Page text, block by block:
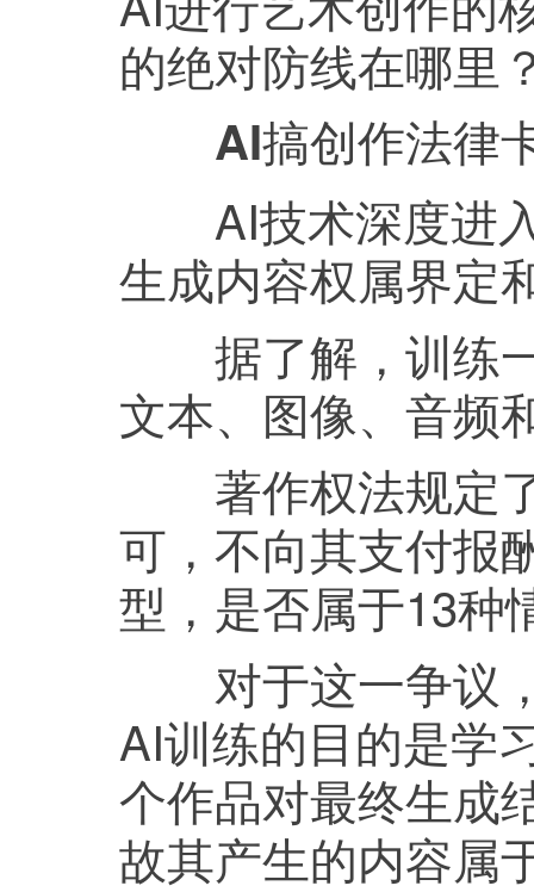
的绝对防线在哪里
AI搞创作法律
AI技术深度进入
生成内容权属界定
据了解，训练一
文本、图像、音频
著作权法规定了
可，不向其支付报
型，是否属于13种
对于这一争议，
AI训练的目的是学
个作品对最终生成
故其产生的内容属